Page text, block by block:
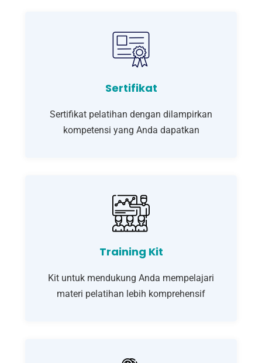
Sertifikat
Sertifikat pelatihan dengan dilampirkan
kompetensi yang Anda dapatkan
Training Kit
Kit untuk mendukung Anda mempelajari
materi pelatihan lebih komprehensif